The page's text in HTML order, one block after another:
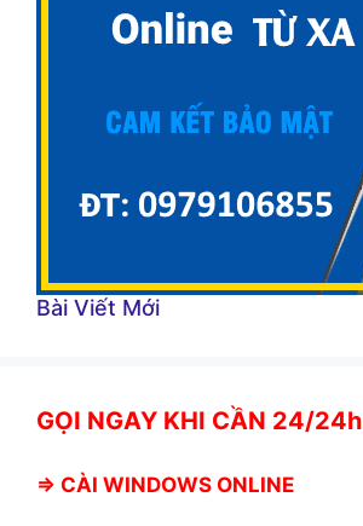
Bài Viết Mới
GỌI NGAY KHI CẦN 24/24h
⇒ CÀI WINDOWS ONLINE